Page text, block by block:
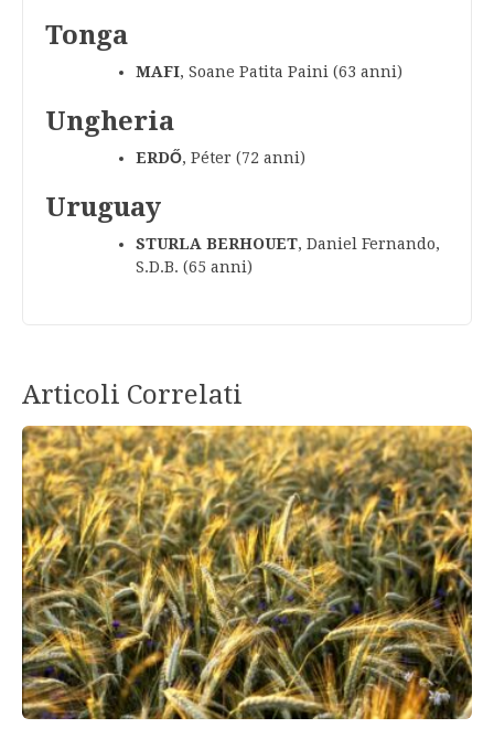
Tonga
MAFI, Soane Patita Paini (63 anni)
Ungheria
ERDŐ, Péter (72 anni)
Uruguay
STURLA BERHOUET, Daniel Fernando,
S.D.B. (65 anni)
Articoli Correlati